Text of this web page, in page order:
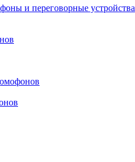
и переговорные устройства